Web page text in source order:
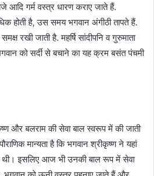
आदि गर्म वस्त्र धारण कराए जाते हैं.
होती है, उस समय भगवान अंगीठी तापते हैं.
रखी जाती है. महर्षि सांदीपनि व गुरुमाता
को सर्दी से बचाने का यह क्रम बसंत पंचमी
और बलराम की सेवा बाल स्वरूप में की जाती
मान्यता है कि भगवान श्रीकृष्ण ने यहां
थी। इसलिए आज भी उनकी बाल रूप में सेवा